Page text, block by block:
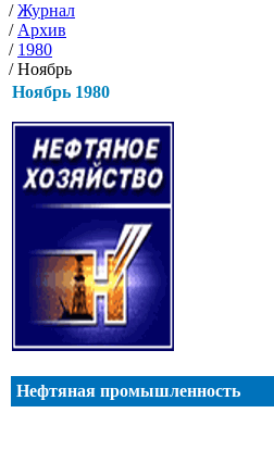
/Журнал
/ Архив
/ 1980
/Ноябрь
Ноябрь 1980
Нефтяная промышленность